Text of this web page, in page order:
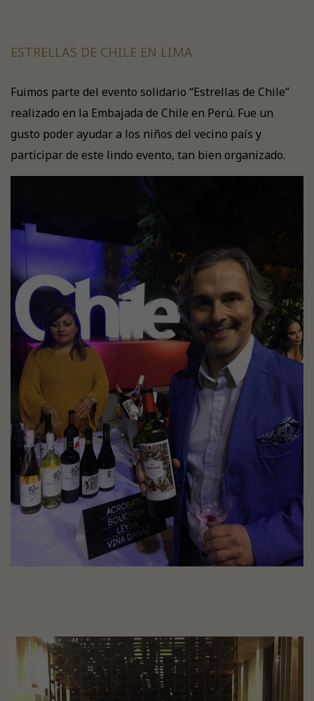
ESTRELLAS DE CHILE EN LIMA
Fuimos parte del evento solidario “Estrellas de Chile”
realizado en la Embajada de Chile en Perú. Fue un
gusto poder ayudar a los niños del vecino país y
participar de este lindo evento, tan bien organizado.